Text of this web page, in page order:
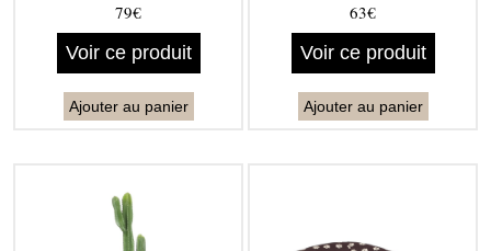
79€
Voir ce produit
Ajouter au panier
63€
Voir ce produit
Ajouter au panier